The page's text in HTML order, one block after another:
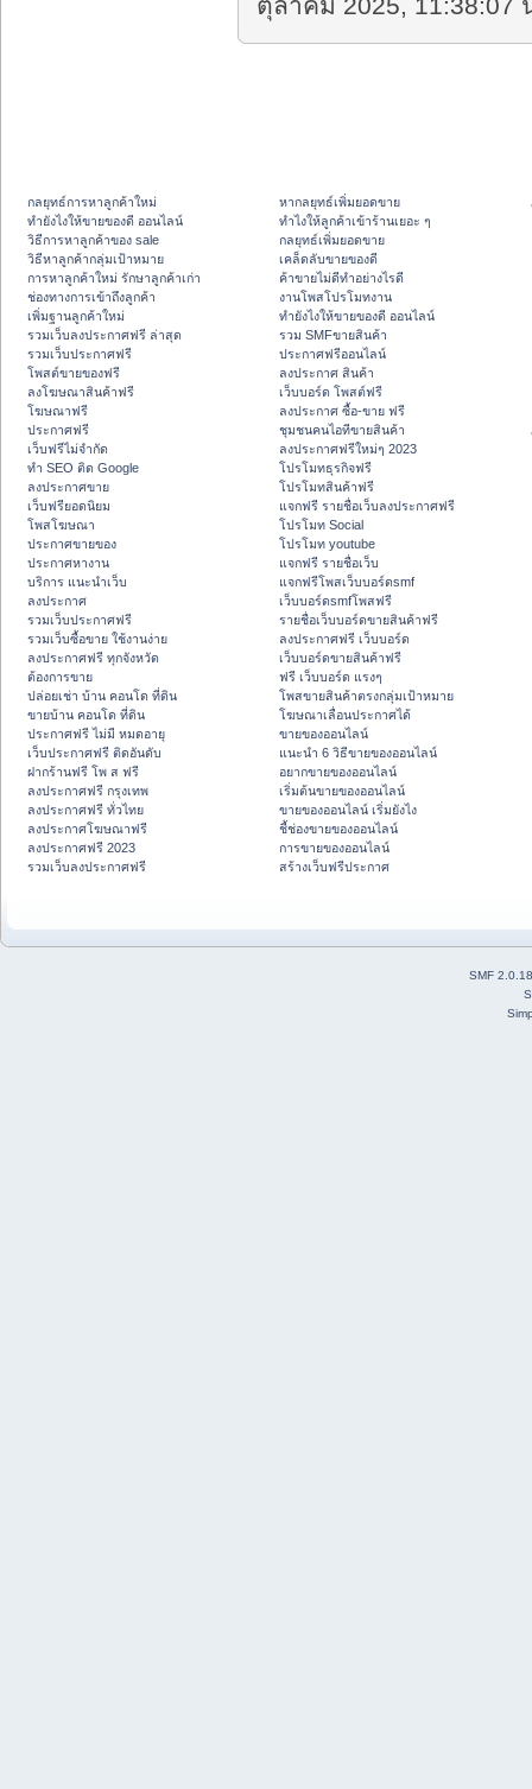
ตุลาคม 2025, 11:38:07
กลยุทธ์การหาลูกค้าใหม่
ทํายังไงให้ขายของดี ออนไลน์
วิธีการหาลูกค้าของ sale
วิธีหาลูกค้ากลุ่มเป้าหมาย
การหาลูกค้าใหม่ รักษาลูกค้าเก่า
ช่องทางการเข้าถึงลูกค้า
เพิ่มฐานลูกค้าใหม่
รวมเว็บลงประกาศฟรี ล่าสุด
รวมเว็บประกาศฟรี
โพสต์ขายของฟรี
ลงโฆษณาสินค้าฟรี
โฆษณาฟรี
ประกาศฟรี
เว็บฟรีไม่จำกัด
ทำ SEO ติด Google
ลงประกาศขาย
เว็บฟรียอดนิยม
โพสโฆษณา
ประกาศขายของ
ประกาศหางาน
บริการ แนะนำเว็บ
ลงประกาศ
รวมเว็บประกาศฟรี
รวมเว็บซื้อขาย ใช้งานง่าย
ลงประกาศฟรี ทุกจังหวัด
ต้องการขาย
ปล่อยเช่า บ้าน คอนโด ที่ดิน
ขายบ้าน คอนโด ที่ดิน
ประกาศฟรี ไม่มี หมดอายุ
เว็บประกาศฟรี ติดอันดับ
ฝากร้านฟรี โพ ส ฟรี
ลงประกาศฟรี กรุงเทพ
ลงประกาศฟรี ทั่วไทย
ลงประกาศโฆษณาฟรี
ลงประกาศฟรี 2023
รวมเว็บลงประกาศฟรี
หากลยุทธ์เพิ่มยอดขาย
ทําไงให้ลูกค้าเข้าร้านเยอะ ๆ
กลยุทธ์เพิ่มยอดขาย
เคล็ดลับขายของดี
ค้าขายไม่ดีทำอย่างไรดี
งานโพสโปรโมทงาน
ทํายังไงให้ขายของดี ออนไลน์
รวม SMFขายสินค้า
ประกาศฟรีออนไลน์
ลงประกาศ สินค้า
เว็บบอร์ด โพสต์ฟรี
ลงประกาศ ซื้อ-ขาย ฟรี
ชุมชนคนไอทีขายสินค้า
ลงประกาศฟรีใหม่ๆ 2023
โปรโมทธุรกิจฟรี
โปรโมทสินค้าฟรี
แจกฟรี รายชื่อเว็บลงประกาศฟรี
โปรโมท Social
โปรโมท youtube
แจกฟรี รายชื่อเว็บ
แจกฟรีโพสเว็บบอร์ดsmf
เว็บบอร์ดsmfโพสฟรี
รายชื่อเว็บบอร์ดขายสินค้าฟรี
ลงประกาศฟรี เว็บบอร์ด
เว็บบอร์ดขายสินค้าฟรี
ฟรี เว็บบอร์ด แรงๆ
โพสขายสินค้าตรงกลุ่มเป้าหมาย
โฆษณาเลื่อนประกาศได้
ขายของออนไลน์
แนะนำ 6 วิธีขายของออนไลน์
อยากขายของออนไลน์
เริ่มต้นขายของออนไลน์
ขายของออนไลน์ เริ่มยังไง
ชี้ช่องขายของออนไลน์
การขายของออนไลน์
สร้างเว็บฟรีประกาศ
SMF 2.0.18